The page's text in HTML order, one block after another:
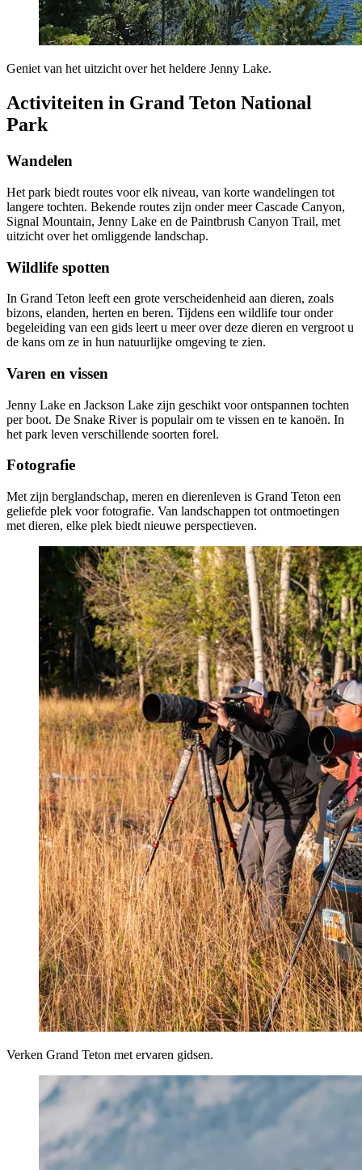
Geniet van het uitzicht over het heldere Jenny Lake.
Activiteiten in Grand Teton National
Park
Wandelen
Het park biedt routes voor elk niveau, van korte wandelingen tot
langere tochten. Bekende routes zijn onder meer Cascade Canyon,
Signal Mountain, Jenny Lake en de Paintbrush Canyon Trail, met
uitzicht over het omliggende landschap.
Wildlife spotten
In Grand Teton leeft een grote verscheidenheid aan dieren, zoals
bizons, elanden, herten en beren. Tijdens een wildlife tour onder
begeleiding van een gids leert u meer over deze dieren en vergroot u
de kans om ze in hun natuurlijke omgeving te zien.
Varen en vissen
Jenny Lake en Jackson Lake zijn geschikt voor ontspannen tochten
per boot. De Snake River is populair om te vissen en te kanoën. In
het park leven verschillende soorten forel.
Fotografie
Met zijn berglandschap, meren en dierenleven is Grand Teton een
geliefde plek voor fotografie. Van landschappen tot ontmoetingen
met dieren, elke plek biedt nieuwe perspectieven.
Verken Grand Teton met ervaren gidsen.